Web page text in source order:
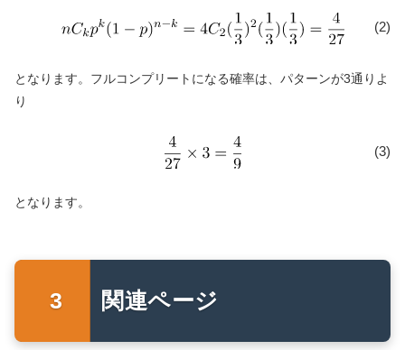
(2)
となります。フルコンプリートになる確率は、パターンが3通りよ
り
(3)
となります。
関連ページ